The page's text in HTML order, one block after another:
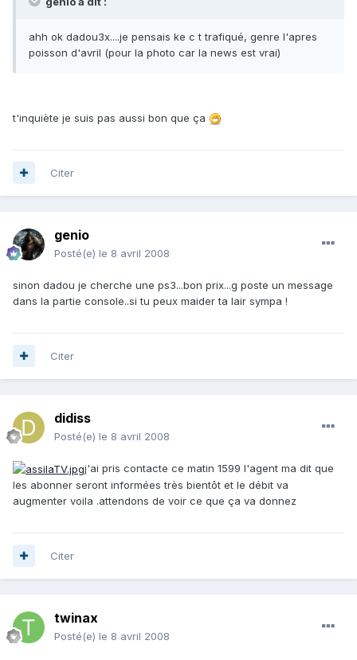
ahh ok dadou3x....je pensais ke c t trafiqué, genre l'apres
poisson d'avril (pour la photo car la news est vrai)
t'inquiète je suis pas aussi bon que ça
Citer
genio
Posté(e) le 8 avril 2008
sinon dadou je cherche une ps3...bon prix...g poste un message
dans la partie console..si tu peux maider ta lair sympa !
Citer
didiss
Posté(e) le 8 avril 2008
j'ai pris contacte ce matin 1599 l'agent ma dit que
les abonner seront informées très bientôt et le débit va
augmenter voila .attendons de voir ce que ça va donnez
Citer
twinax
Posté(e) le 8 avril 2008